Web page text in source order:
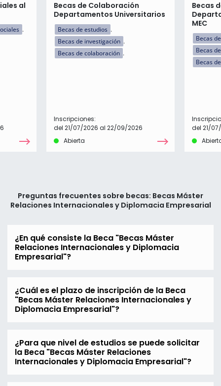
al
Becas de Colaboración
Departamentos Universitarios
Becas de estudios
Becas de investigación
Becas de colaboración
Inscripciones:
del 21/07/2026 al 22/09/2026
Abierta
Becas
MEC
Becas
Becas
Becas
del 21/
Preguntas frecuentes sobre becas: Becas Máster
Relaciones Internacionales y Diplomacia Empresarial
¿En qué consiste la Beca "Becas Máster
Relaciones Internacionales y Diplomacia
Empresarial"?
¿Cuál es el plazo de inscripción de la Beca
"Becas Máster Relaciones Internacionales y
Diplomacia Empresarial"?
¿Para que nivel de estudios se puede solicitar
la Beca "Becas Máster Relaciones
Internacionales y Diplomacia Empresarial"?